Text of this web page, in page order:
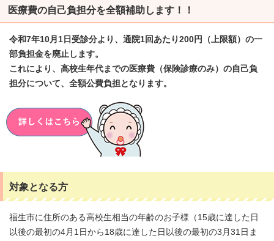
医療費の自己負担分を全額補助します！！
令和7年10月1日受診分より、通院1回あたり200円（上限額）の一
部負担金を廃止します。
これにより、高校生年代までの医療費（保険診療のみ）の自己負
担分について、全額公費負担となります。
対象となる方
福生市に住所のある高校生相当の年齢のお子様（15歳に達した日
以後の最初の4月1日から18歳に達した日以後の最初の3月31日ま